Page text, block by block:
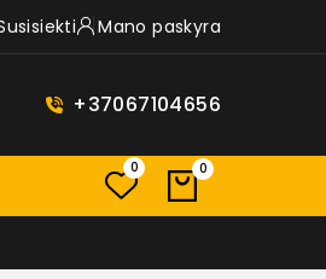
Mano paskyra
+37067104656
0 0